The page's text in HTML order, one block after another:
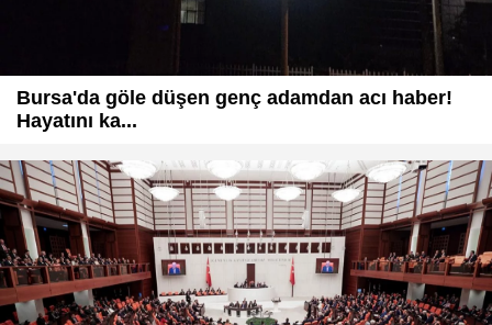
Bursa'da göle düşen genç adamdan acı haber!
Hayatını ka...